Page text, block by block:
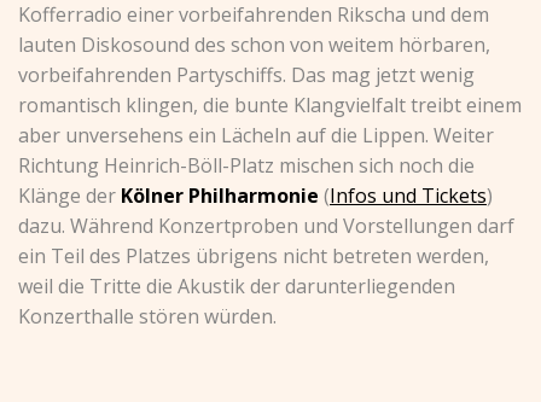
Kofferradio einer vorbeifahrenden Rikscha und dem
lauten Diskosound des schon von weitem hörbaren,
vorbeifahrenden Partyschiffs. Das mag jetzt wenig
romantisch klingen, die bunte Klangvielfalt treibt einem
aber unversehens ein Lächeln auf die Lippen. Weiter
Richtung Heinrich-Böll-Platz mischen sich noch die
Klänge der Kölner Philharmonie (Infos und Tickets)
dazu. Während Konzertproben und Vorstellungen darf
ein Teil des Platzes übrigens nicht betreten werden,
weil die Tritte die Akustik der darunterliegenden
Konzerthalle stören würden.